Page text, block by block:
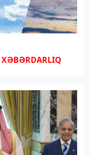
XƏBƏRDARLIQ